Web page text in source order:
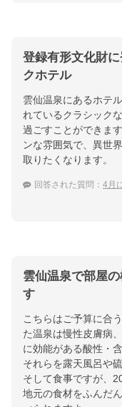
登録有形文化財
クホテル
雲仙温泉にあるホテ
れているクラシック
過ごすことができま
ンな雰囲気で、異世
取りたくなります。
回答された質問： 4月
雲仙温泉で部屋
す
こちらはご予算に合
た温泉は慢性皮膚病
に効能がある酸性・
それらを露天風呂や
そして食事ですが、
地元の食材をふんだ